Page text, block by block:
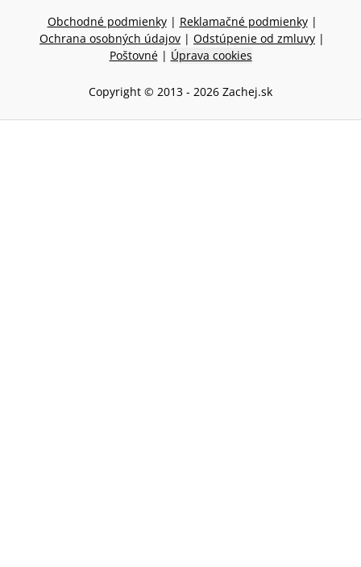
Obchodné podmienky | Reklamačné podmienky |
Ochrana osobných údajov | Odstúpenie od zmluvy |
Poštovné | Úprava cookies
Copyright © 2013 - 2026 Zachej.sk